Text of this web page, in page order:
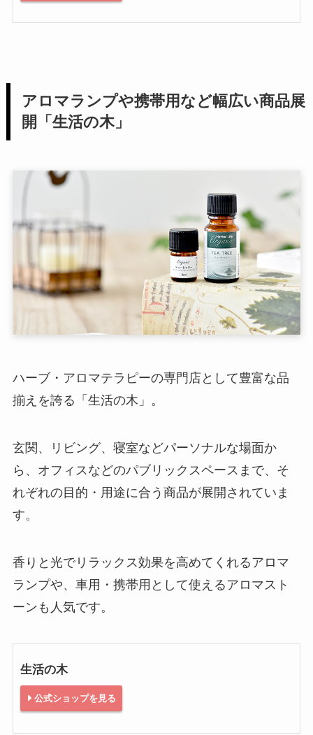
アロマランプや携帯用など幅広い商品展
開「生活の木」
ハーブ・アロマテラピーの専門店として豊富な品
揃えを誇る「生活の木」。
玄関、リビング、寝室などパーソナルな場面か
ら、オフィスなどのパブリックスペースまで、そ
れぞれの目的・用途に合う商品が展開されていま
す。
香りと光でリラックス効果を高めてくれるアロマ
ランプや、車用・携帯用として使えるアロマスト
ーンも人気です。
生活の木
公式ショップを見る